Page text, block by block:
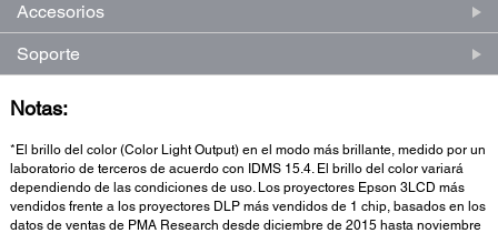
Accesorios
Soporte
Notas:
*El brillo del color (Color Light Output) en el modo más brillante, medido por un
laboratorio de terceros de acuerdo con IDMS 15.4. El brillo del color variará
dependiendo de las condiciones de uso. Los proyectores Epson 3LCD más
vendidos frente a los proyectores DLP más vendidos de 1 chip, basados en los
datos de ventas de PMA Research desde diciembre de 2015 hasta noviembre